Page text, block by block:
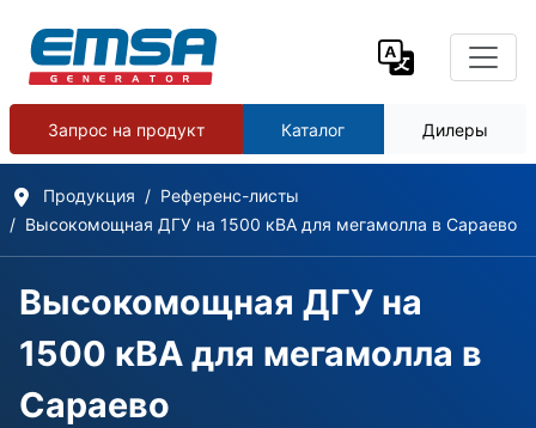
Запрос на продукт Каталог Дилеры
Продукция
Референс-листы
Высокомощная ДГУ на 1500 кВА для мегамолла в Сараево
Высокомощная ДГУ на
1500 кВА для мегамолла в
Сараево